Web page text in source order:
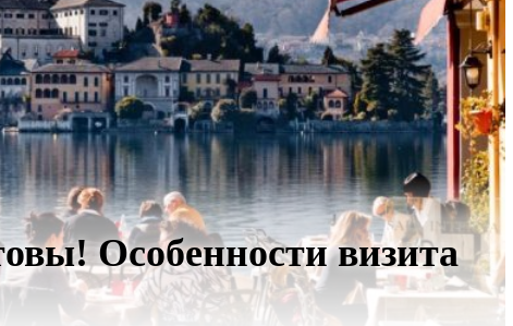
Особенности визита